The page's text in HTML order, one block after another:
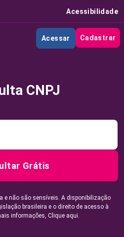
Acessibilidade
Acessar Cadastrar
CNPJ
Grátis
e não são sensíveis. A disponibilização
brasileira e o direito de acesso à
informações, Clique aqui.